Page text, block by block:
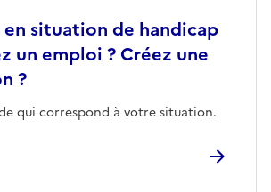
en situation de handicap
un emploi ? Créez une
?
qui correspond à votre situation.